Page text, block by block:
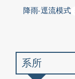
降雨-逕流模式
系所